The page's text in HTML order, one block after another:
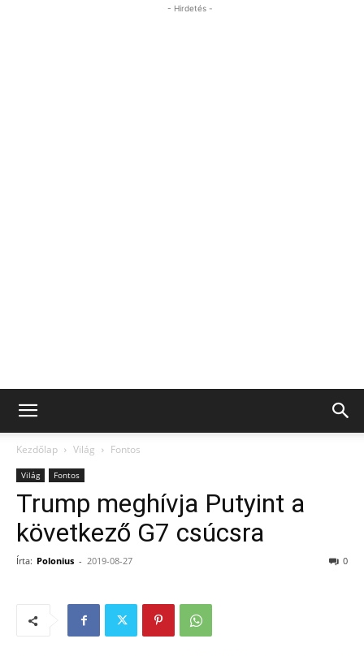
- Hirdetés -
Kezdőlap Világ Fontos
Világ Fontos
Trump meghívja Putyint a
következő G7 csúcsra
Írta: Polonius - 2019-08-27 0